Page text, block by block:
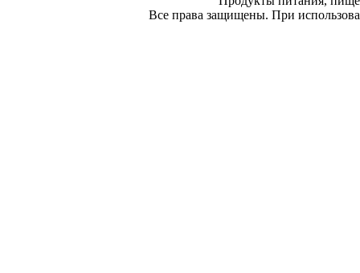
Все права защищены. При